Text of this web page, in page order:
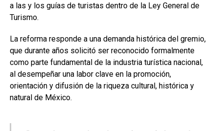
a las y los guías de turistas dentro de la Ley General de
Turismo.
La reforma responde a una demanda histórica del gremio,
que durante años solicitó ser reconocido formalmente
como parte fundamental de la industria turística nacional,
al desempeñar una labor clave en la promoción,
orientación y difusión de la riqueza cultural, histórica y
natural de México.